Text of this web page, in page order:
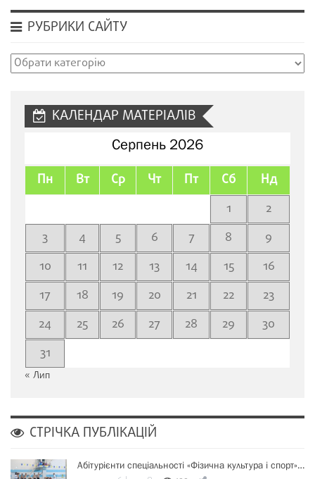
РУБРИКИ САЙТУ
Рубрики
КАЛЕНДАР МАТЕРІАЛІВ
Серпень 2026
Пн Вт Ср Чт Пт Сб Нд
1
2
3
4 5 6 7 8
9
10
11 12 13 14 15
16
17
18 19 20 21 22
23
24
25 26 27 28 29
30
31
« Лип
СТРІЧКА ПУБЛІКАЦІЙ
Абітурієнти спеціальності «Фізична культура і спорт»…